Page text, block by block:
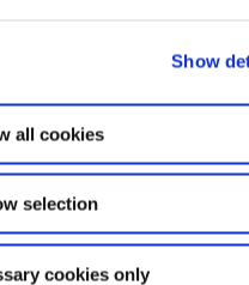
Show
all cookies
selection
cookies only